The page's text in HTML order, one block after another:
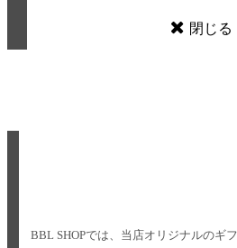
閉じる
BBL SHOPでは、当店オリジナルのギ